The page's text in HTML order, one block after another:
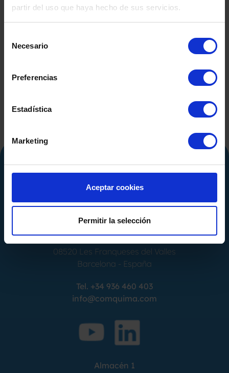
partir del uso que haya hecho de sus servicios.
Necesario
Preferencias
Estadística
Marketing
Aceptar cookies
Permitir la selección
LITROS
Calle Alemania, 32
08520
Les Franqueses del Valles
Barcelona - España
Tel. +34 936 460 403
info@comquima.com
Almacén 1